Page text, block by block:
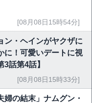
[08月08日15時54分]
ン・ヘインがヤクザに
に！可愛いデートに視
話第4話】
[08月08日15時33分]
婦の結末」ナムグン・